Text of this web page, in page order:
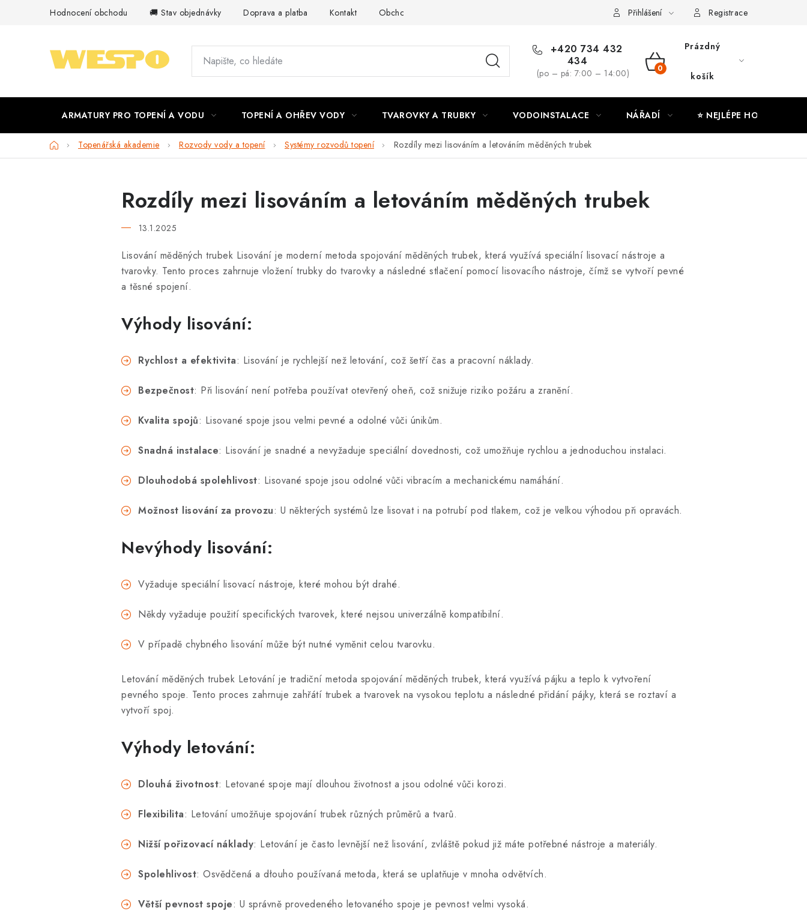
Hodnocení obchodu 🚚 Stav objednávky Doprava a platba Kontakt Obchodní podmínky Moje objednávka
Přihlášení Registrace
+420 734 432
434
(po – pá: 7:00 – 14:00)
NÁKUPNÍ
Prázdný
košík
ARMATURY PRO TOPENÍ A VODU TOPENÍ A OHŘEV VODY TVAROVKY A TRUBKY VODOINSTALACE NÁŘADÍ ⭐ NEJLÉPE HODNOCENÉ
DomůTopenářská akademie Rozvody vody a topení Systémy rozvodů topení Rozdíly mezi lisováním a letováním měděných trubek
Rozdíly mezi lisováním a letováním měděných trubek
13.1.2025
Lisování měděných trubek Lisování je moderní metoda spojování měděných trubek, která využívá speciální lisovací nástroje a
tvarovky. Tento proces zahrnuje vložení trubky do tvarovky a následné stlačení pomocí lisovacího nástroje, čímž se vytvoří pevné
a těsné spojení.
Výhody lisování:
Rychlost a efektivita: Lisování je rychlejší než letování, což šetří čas a pracovní náklady.
Bezpečnost: Při lisování není potřeba používat otevřený oheň, což snižuje riziko požáru a zranění.
Kvalita spojů: Lisované spoje jsou velmi pevné a odolné vůči únikům.
Snadná instalace: Lisování je snadné a nevyžaduje speciální dovednosti, což umožňuje rychlou a jednoduchou instalaci.
Dlouhodobá spolehlivost: Lisované spoje jsou odolné vůči vibracím a mechanickému namáhání.
Možnost lisování za provozu: U některých systémů lze lisovat i na potrubí pod tlakem, což je velkou výhodou při opravách.
Nevýhody lisování:
Vyžaduje speciální lisovací nástroje, které mohou být drahé.
Někdy vyžaduje použití specifických tvarovek, které nejsou univerzálně kompatibilní.
V případě chybného lisování může být nutné vyměnit celou tvarovku.
Letování měděných trubek Letování je tradiční metoda spojování měděných trubek, která využívá pájku a teplo k vytvoření
pevného spoje. Tento proces zahrnuje zahřátí trubek a tvarovek na vysokou teplotu a následné přidání pájky, která se roztaví a
vytvoří spoj.
Výhody letování:
Dlouhá životnost: Letované spoje mají dlouhou životnost a jsou odolné vůči korozi.
Flexibilita: Letování umožňuje spojování trubek různých průměrů a tvarů.
Nižší pořizovací náklady: Letování je často levnější než lisování, zvláště pokud již máte potřebné nástroje a materiály.
Spolehlivost: Osvědčená a dłouho používaná metoda, která se uplatňuje v mnoha odvětvích.
Větší pevnost spoje: U správně provedeného letovaného spoje je pevnost velmi vysoká.